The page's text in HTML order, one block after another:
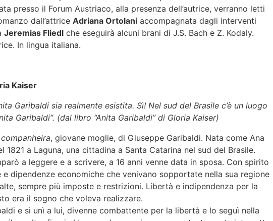
presso il Forum Austriaco, alla presenza dell’autrice, verranno letti
dall’attrice Adriana Ortolani accompagnata dagli interventi
Jeremias Fliedl che eseguirà alcuni brani di J.S. Bach e Z. Kodaly.
In lingua italiana.
Kaiser
Garibaldi sia realmente esistita. Sì! Nel sud del Brasile c’è un luogo
Garibaldi“. (dal libro “Anita Garibaldi” di Gloria Kaiser)
companheira, giovane moglie, di Giuseppe Garibaldi. Nata come Ana
1821 a Laguna, una cittadina a Santa Catarina nel sud del Brasile.
a leggere e a scrivere, a 16 anni venne data in sposa. Con spirito
dipendenze economiche che venivano sopportate nella sua regione
sempre più imposte e restrizioni. Libertà e indipendenza per la
era il sogno che voleva realizzare.
e si unì a lui, divenne combattente per la libertà e lo seguì nella